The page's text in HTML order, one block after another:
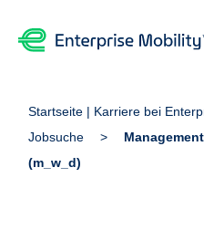
Startseite | Karriere bei
Jobsuche
(m_w_d)